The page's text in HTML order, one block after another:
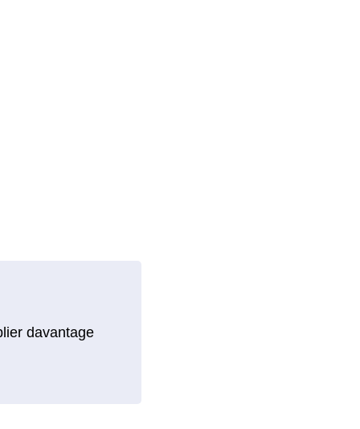
davantage